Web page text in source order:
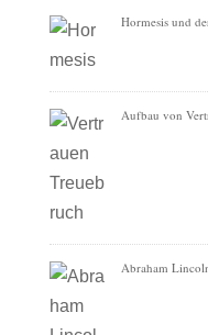
Hormesis und
Aufbau von
Abraham